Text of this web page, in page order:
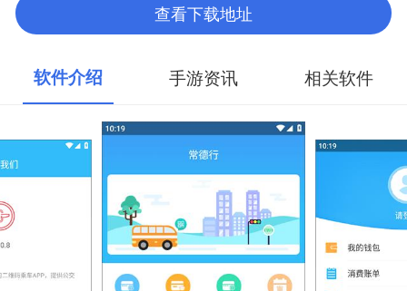
查看下载地址
软件介绍 手游资讯 相关软件